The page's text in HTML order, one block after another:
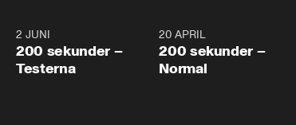
5:00
4:23
2 JUNI
200 sekunder –
Testerna
20 APRIL
200 sekunder –
Normal